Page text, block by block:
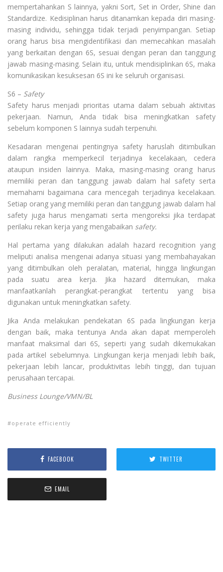
mempertahankan S lainnya, yakni Sort, Set in Order, Shine dan
Standardize. Kedisiplinan harus ditanamkan kepada diri masing-
masing individu, sehingga tidak terjadi penyimpangan. Setiap
orang harus bisa mengidentifikasi dan memecahkan masalah
yang berkaitan dengan 6S, sesuai dengan peran dan tanggung
jawab masing-masing. Selain itu, untuk mendisiplinkan 6S, maka
komunikasikan kesuksesan 6S ini ke seluruh organisasi.
S6 – Safety
Safety harus menjadi prioritas utama dalam sebuah aktivitas
pekerjaan. Namun, Anda tidak bisa meningkatkan safety
sebelum komponen S lainnya sudah terpenuhi.
Kesadaran mengenai pentingnya safety haruslah ditimbulkan
dalam rangka memperkecil terjadinya kecelakaan, cedera
ataupun insiden lainnya. Maka, masing-masing orang harus
memiliki peran dan tanggung jawab dalam hal safety serta
memahami bagaimana cara mencegah terjadinya kecelakaan.
Setiap orang yang memiliki peran dan tanggung jawab dalam hal
safety juga harus mengamati serta mengoreksi jika terdapat
perilaku rekan kerja yang mengabaikan safety.
Hal pertama yang dilakukan adalah hazard recognition yang
meliputi analisa mengenai adanya situasi yang membahayakan
yang ditimbulkan oleh peralatan, material, hingga lingkungan
pada suatu area kerja. Jika hazard ditemukan, maka
manfaatkanlah perangkat-perangkat tertentu yang bisa
digunakan untuk meningkatkan safety.
Jika Anda melakukan pendekatan 6S pada lingkungan kerja
dengan baik, maka tentunya Anda akan dapat memperoleh
manfaat maksimal dari 6S, seperti yang sudah dikemukakan
pada artikel sebelumnya. Lingkungan kerja menjadi lebih baik,
pekerjaan lebih lancar, produktivitas lebih tinggi, dan tujuan
perusahaan tercapai.
Business Lounge/VMN/BL
operate efficiently
FACEBOOK TWITTER
EMAIL